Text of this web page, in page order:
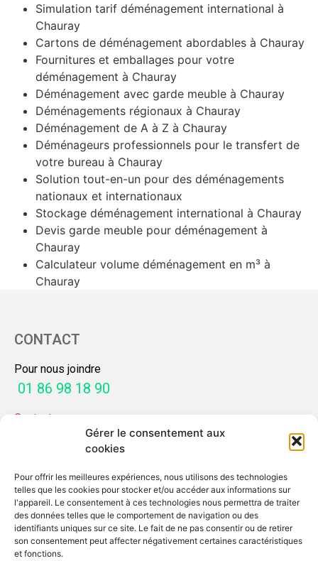
Gérer le consentement aux
cookies
Pour offrir les meilleures expériences, nous utilisons des technologies
telles que les cookies pour stocker et/ou accéder aux informations sur
l'appareil. Le consentement à ces technologies nous permettra de traiter
des données telles que le comportement de navigation ou des
identifiants uniques sur ce site. Le fait de ne pas consentir ou de retirer
son consentement peut affecter négativement certaines caractéristiques
et fonctions.
Simulation tarif déménagement international à
Chauray
Cartons de déménagement abordables à Chauray
Fournitures et emballages pour votre
déménagement à Chauray
Déménagement avec garde meuble à Chauray
Déménagements régionaux à Chauray
Déménagement de A à Z à Chauray
Déménageurs professionnels pour le transfert de
votre bureau à Chauray
Solution tout-en-un pour des déménagements
nationaux et internationaux
Stockage déménagement international à Chauray
Devis garde meuble pour déménagement à
Chauray
Calculateur volume déménagement en m³ à
Chauray
CONTACT
Pour nous joindre
01 86 98 18 90
Contactez-nous
Mon guide déménagement
Demande de devis
MENTIONS